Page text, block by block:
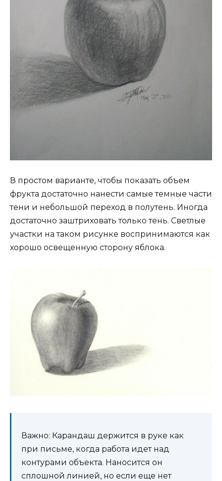
В простом варианте, чтобы показать объем
фрукта достаточно нанести самые темные части
тени и небольшой переход в полутень. Иногда
достаточно заштриховать только тень. Светлые
участки на таком рисунке воспринимаются как
хорошо освещенную сторону яблока.
Важно: Карандаш держится в руке как
при письме, когда работа идет над
контурами объекта. Наносится он
сплошной линией, но если еще нет